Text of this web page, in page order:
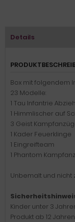
Details
Box mit folgendem
23 Modelle:
1 Tau Infantrie
1 Himmlischer auf
3 Geist
1 Kader Feuerklinge
1 Eingreifteam
1 Phantom
Unbemalt und
Kinder unter 3
Produkt ab 12 Jahren.